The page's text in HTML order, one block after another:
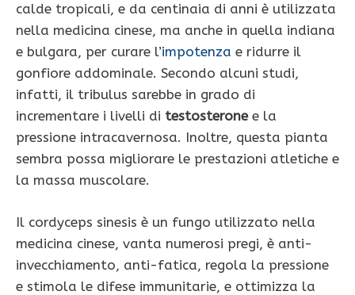
calde tropicali, e da centinaia di anni è utilizzata
nella medicina cinese, ma anche in quella indiana
e bulgara, per curare l’impotenza e ridurre il
gonfiore addominale. Secondo alcuni studi,
infatti, il tribulus sarebbe in grado di
incrementare i livelli di testosteronee la
pressione intracavernosa. Inoltre, questa pianta
sembra possa migliorare le prestazioni atletiche e
la massa muscolare.
Il cordyceps sinesis è un fungo utilizzato nella
medicina cinese, vanta numerosi pregi, è anti-
invecchiamento, anti-fatica, regola la pressione
e stimola le difese immunitarie, e ottimizza la